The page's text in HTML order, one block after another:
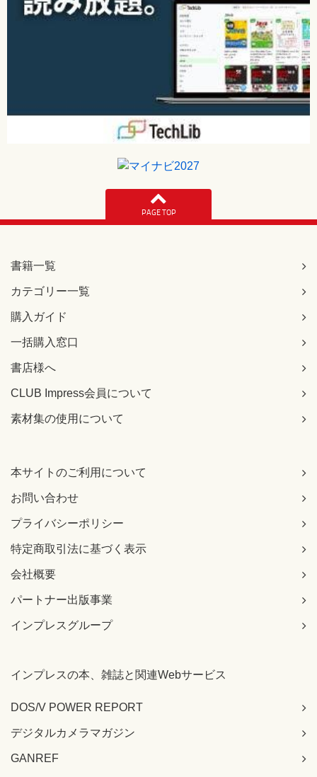
PAGE TOP
書籍一覧
カテゴリー一覧
購入ガイド
一括購入窓口
書店様へ
CLUB Impress会員について
素材集の使用について
本サイトのご利用について
お問い合わせ
プライバシーポリシー
特定商取引法に基づく表示
会社概要
パートナー出版事業
インプレスグループ
インプレスの本、雑誌と関連Webサービス
DOS/V POWER REPORT
デジタルカメラマガジン
GANREF